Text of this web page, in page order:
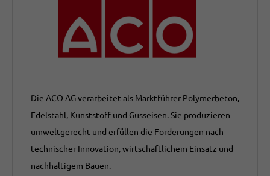
Die ACO AG verarbeitet als Marktführer Polymerbeton,
Edelstahl, Kunststoff und Gusseisen. Sie produzieren
umweltgerecht und erfüllen die Forderungen nach
technischer Innovation, wirtschaftlichem Einsatz und
nachhaltigem Bauen.